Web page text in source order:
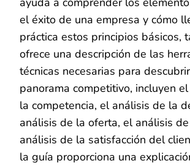
el éxito de una empresa y cómo
práctica estos principios básicos,
ofrece una descripción de las
técnicas necesarias para
panorama competitivo, incluyen
la competencia, el análisis de la
análisis de la oferta, el análisis
análisis de la satisfacción del
la guía proporciona una